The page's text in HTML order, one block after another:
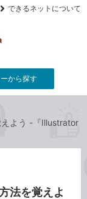
できるネットについて
から探す
えよう -『Illustrator
法を覚えよ